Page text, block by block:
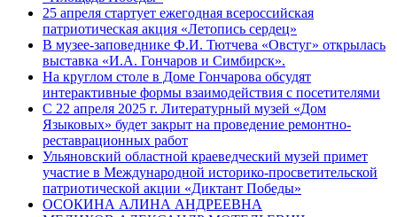
25 апреля стартует ежегодная всероссийская
патриотическая акция «Летопись сердец»
В музее-заповеднике Ф.И. Тютчева «Овстуг» открылась
выставка «И.А. Гончаров и Симбирск».
На круглом столе в Доме Гончарова обсудят
интерактивные формы взаимодействия с посетителями
С 22 апреля 2025 г. Литературный музей «Дом
Языковых» будет закрыт на проведение ремонтно-
реставрационных работ
Ульяновский областной краеведческий музей примет
участие в Международной историко-просветительской
патриотической акции «Диктант Победы»
ОСОКИНА АЛИНА АНДРЕЕВНА